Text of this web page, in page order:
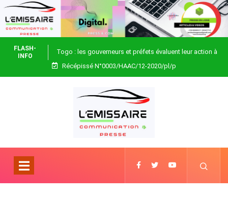
FLASH-
INFO
Togo : les gouverneurs et préfets évaluent leur action à
Blitta
Récépissé N°0003/HAAC/12-2020/pl/p